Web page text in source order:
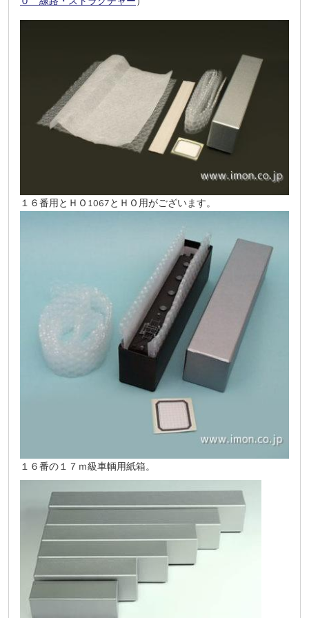
１６番用とＨＯ 1067とＨＯ用がございます。
１６番の１７ｍ級車輌用紙箱。